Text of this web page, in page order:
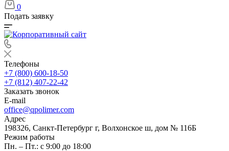
0
Подать заявку
Телефоны
+7 (800) 600-18-50
+7 (812) 407-22-42
Заказать звонок
E-mail
office@qpolimer.com
Адрес
198326, Санкт-Петербург г, Волхонское ш, дом № 116Б
Режим работы
Пн. – Пт.: с 9:00 до 18:00